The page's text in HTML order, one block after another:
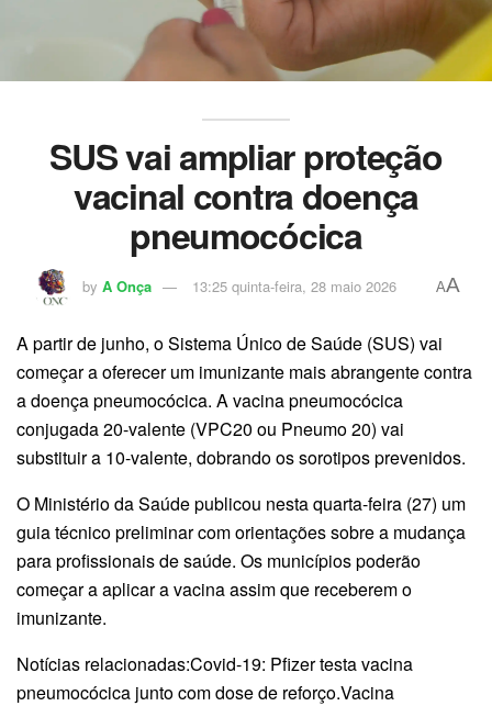
SUS vai ampliar proteção
vacinal contra doença
pneumocócica
by A Onça 13:25 quinta-feira, 28 maio 2026 AA
A partir de junho, o Sistema Único de Saúde (SUS) vai
começar a oferecer um imunizante mais abrangente contra
a doença pneumocócica. A vacina pneumocócica
conjugada 20-valente (VPC20 ou Pneumo 20) vai
substituir a 10-valente, dobrando os sorotipos prevenidos.
O Ministério da Saúde publicou nesta quarta-feira (27) um
guia técnico preliminar com orientações sobre a mudança
para profissionais de saúde. Os municípios poderão
começar a aplicar a vacina assim que receberem o
imunizante.
Notícias relacionadas:Covid-19: Pfizer testa vacina
pneumocócica junto com dose de reforço.Vacina